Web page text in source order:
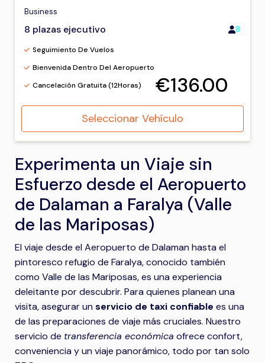
Business
8 plazas ejecutivo 8
Seguimiento De Vuelos
Bienvenida Dentro Del Aeropuerto
Cancelación Gratuita (12Horas)
€136.00
Seleccionar Vehículo
Experimenta un Viaje sin
Esfuerzo desde el Aeropuerto
de Dalaman a Faralya (Valle
de las Mariposas)
El viaje desde el Aeropuerto de Dalaman hasta el
pintoresco refugio de Faralya, conocido también
como Valle de las Mariposas, es una experiencia
deleitante por descubrir. Para quienes planean una
visita, asegurar unservicio de taxi confiable es una
de las preparaciones de viaje más cruciales. Nuestro
servicio de transferencia económica ofrece confort,
conveniencia y un viaje panorámico, todo por tan solo